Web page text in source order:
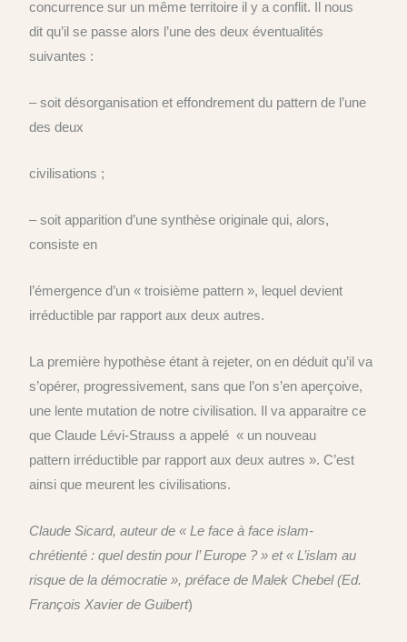
concurrence sur un même territoire il y a conflit. Il nous
dit qu’il se passe alors l’une des deux éventualités
suivantes :
– soit désorganisation et effondrement du pattern de l’une
des deux
civilisations ;
– soit apparition d’une synthèse originale qui, alors,
consiste en
l’émergence d’un « troisième pattern », lequel devient
irréductible par rapport aux deux autres.
La première hypothèse étant à rejeter, on en déduit qu’il va
s’opérer, progressivement, sans que l’on s’en aperçoive,
une lente mutation de notre civilisation. Il va apparaitre ce
que Claude Lévi-Strauss a appelé « un nouveau
pattern irréductible par rapport aux deux autres ». C’est
ainsi que meurent les civilisations.
Claude Sicard, auteur de « Le face à face islam-
chrétienté : quel destin pour l’ Europe ? » et « L’islam au
risque de la démocratie », préface de Malek Chebel (Ed.
François Xavier de Guibert)